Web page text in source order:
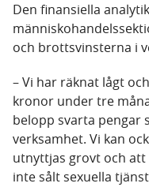
Den finansiella
och brottsvinsterna i
– Vi har räknat lågt
kronor under tre
belopp svarta pengar
verksamhet. Vi kan
utnyttjas grovt och
inte sålt sexuella